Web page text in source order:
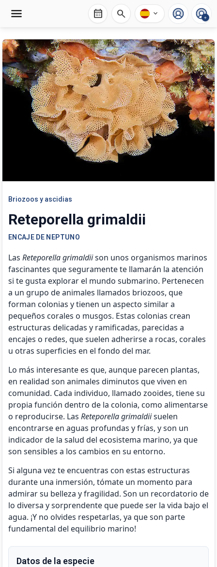
calendar_month search expand_more +
Briozoos y ascidias
Reteporella grimaldii
ENCAJE DE NEPTUNO
Las Reteporella grimaldiison unos organismos marinos
fascinantes que seguramente te llamarán la atención
si te gusta explorar el mundo submarino. Pertenecen
a un grupo de animales llamados briozoos, que
forman colonias y tienen un aspecto similar a
pequeños corales o musgos. Estas colonias crean
estructuras delicadas y ramificadas, parecidas a
encajes o redes, que suelen adherirse a rocas, corales
u otras superficies en el fondo del mar.
Lo más interesante es que, aunque parecen plantas,
en realidad son animales diminutos que viven en
comunidad. Cada individuo, llamado zooides, tiene su
propia función dentro de la colonia, como alimentarse
o reproducirse. Las Reteporella grimaldiisuelen
encontrarse en aguas profundas y frías, y son un
indicador de la salud del ecosistema marino, ya que
son sensibles a los cambios en su entorno.
Si alguna vez te encuentras con estas estructuras
durante una inmersión, tómate un momento para
admirar su belleza y fragilidad. Son un recordatorio de
lo diversa y sorprendente que puede ser la vida bajo el
agua. ¡Y no olvides respetarlas, ya que son parte
fundamental del equilibrio marino!
Datos de la especie